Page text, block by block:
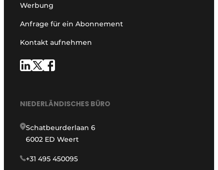
Werbung
Anfrage für ein Abonnement
Kontakt aufnehmen
NIEDERLÄNDISCHES BÜRO
Schatbeurderlaan 6
6002 ED Weert
+31 495 450095